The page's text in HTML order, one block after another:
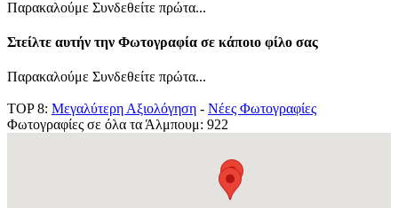
Παρακαλούμε Συνδεθείτε πρώτα...
Στείλτε αυτήν την Φωτογραφία σε κάποιο φίλο σας
Παρακαλούμε Συνδεθείτε πρώτα...
TOP 8: Μεγαλύτερη Αξιολόγηση - Νέες Φωτογραφίες
Φωτογραφίες σε όλα τα Άλμπουμ: 922